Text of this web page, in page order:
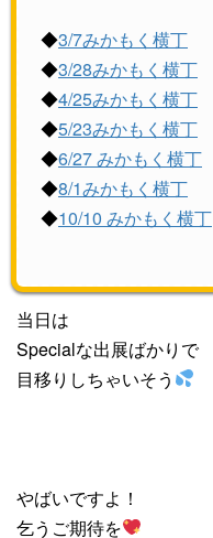
◆3/7みかもく横丁
◆3/28みかもく横丁
◆4/25みかもく横丁
◆5/23みかもく横丁
◆6/27 みかもく横丁
◆8/1みかもく横丁
◆10/10 みかもく横丁
当日は
Specialな出展ばかりで
目移りしちゃいそう
やばいですよ！
乞うご期待を